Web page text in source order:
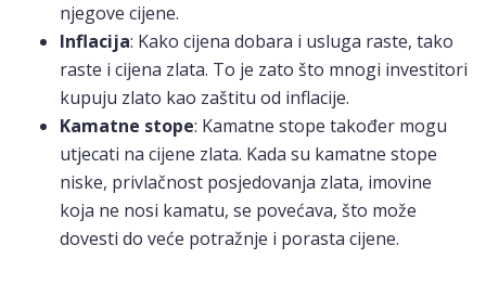
njegove cijene.
Inflacija: Kako cijena dobara i usluga raste, tako
raste i cijena zlata. To je zato što mnogi investitori
kupuju zlato kao zaštitu od inflacije.
Kamatne stope: Kamatne stope također mogu
utjecati na cijene zlata. Kada su kamatne stope
niske, privlačnost posjedovanja zlata, imovine
koja ne nosi kamatu, se povećava, što može
dovesti do veće potražnje i porasta cijene.